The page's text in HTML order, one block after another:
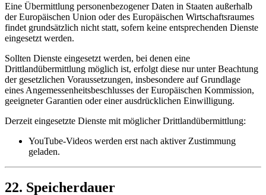
Eine Übermittlung personenbezogener Daten in Staaten außerhalb
der Europäischen Union oder des Europäischen Wirtschaftsraumes
findet grundsätzlich nicht statt, sofern keine entsprechenden Dienste
eingesetzt werden.
Sollten Dienste eingesetzt werden, bei denen eine
Drittlandübermittlung möglich ist, erfolgt diese nur unter Beachtung
der gesetzlichen Voraussetzungen, insbesondere auf Grundlage
eines Angemessenheitsbeschlusses der Europäischen Kommission,
geeigneter Garantien oder einer ausdrücklichen Einwilligung.
Derzeit eingesetzte Dienste mit möglicher Drittlandübermittlung:
YouTube-Videos werden erst nach aktiver Zustimmung
geladen.
22. Speicherdauer